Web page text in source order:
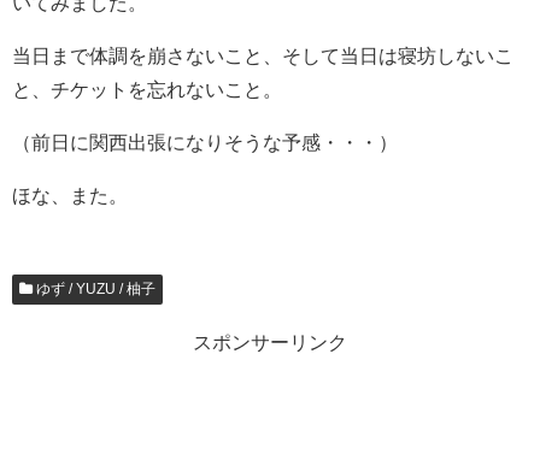
当日まで体調を崩さないこと、そして当日は寝坊しないこ
と、チケットを忘れないこと。
（前日に関西出張になりそうな予感・・・）
ほな、また。
ゆず / YUZU / 柚子
スポンサーリンク